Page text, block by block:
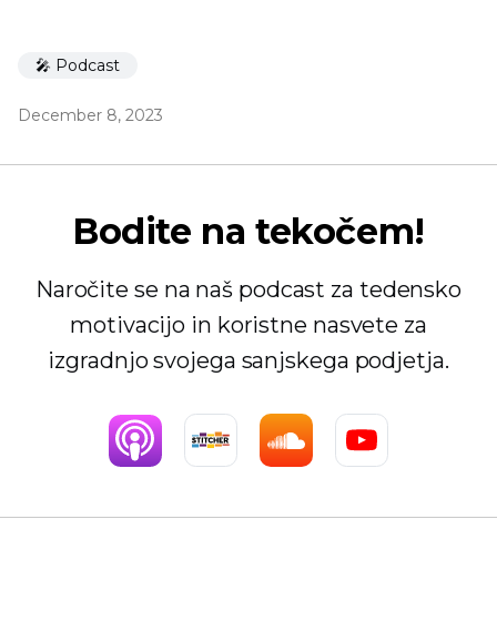
🎤 Podcast
December 8, 2023
Bodite na tekočem!
Naročite se na naš podcast za tedensko
motivacijo in koristne nasvete za
izgradnjo svojega sanjskega podjetja.